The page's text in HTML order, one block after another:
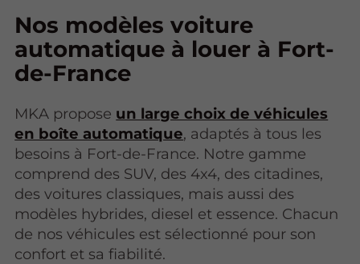
Nos modèles voiture
automatique à louer à Fort-
de-France
MKA propose un large choix de véhicules
en boîte automatique, adaptés à tous les
besoins à Fort-de-France. Notre gamme
comprend des SUV, des 4x4, des citadines,
des voitures classiques, mais aussi des
modèles hybrides, diesel et essence. Chacun
de nos véhicules est sélectionné pour son
confort et sa fiabilité.